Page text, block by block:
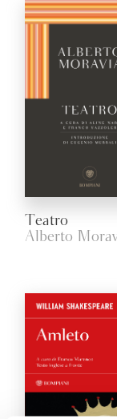
Teatro
Alberto